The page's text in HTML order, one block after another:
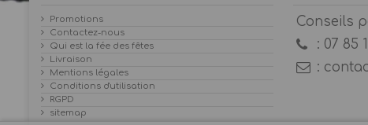
Promotions
Contactez-nous
Qui est la fée des fêtes
Livraison
Mentions légales
Conditions d'utilisation
RGPD
sitemap
Conseils
: 07 85
: